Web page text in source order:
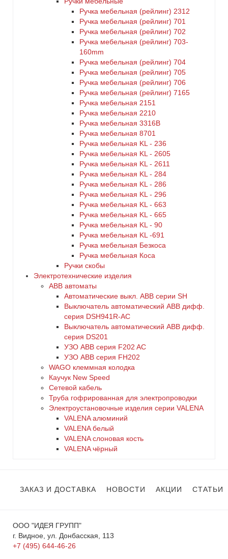
Ручка мебельная (рейлинг) 2312
Ручка мебельная (рейлинг) 701
Ручка мебельная (рейлинг) 702
Ручка мебельная (рейлинг) 703-
160mm
Ручка мебельная (рейлинг) 704
Ручка мебельная (рейлинг) 705
Ручка мебельная (рейлинг) 706
Ручка мебельная (рейлинг) 7165
Ручка мебельная 2151
Ручка мебельная 2210
Ручка мебельная 3316B
Ручка мебельная 8701
Ручка мебельная KL - 236
Ручка мебельная KL - 2605
Ручка мебельная KL - 2611
Ручка мебельная KL - 284
Ручка мебельная KL - 286
Ручка мебельная KL - 296
Ручка мебельная KL - 663
Ручка мебельная KL - 665
Ручка мебельная KL - 90
Ручка мебельная KL -691
Ручка мебельная Безкоса
Ручка мебельная Коса
Ручки скобы
Электротехнические изделия
ABB автоматы
Автоматические выкл. ABB серии SH
Выключатель автоматический ABB дифф.
серия DSH941R-AC
Выключатель автоматический АВВ дифф.
серия DS201
УЗО ABB серия F202 AC
УЗО АВВ серия FH202
WAGO клеммная колодка
Каучук New Speed
Сетевой кабель
Труба гофрированная для электропроводки
Электроустановочные изделия серии VALENA
VALENA алюминий
VALENA белый
VALENA слоновая кость
VALENA чёрный
ЗАКАЗ И ДОСТАВКА НОВОСТИ АКЦИИ СТАТЬИ
ООО "ИДЕЯ ГРУПП"
г. Видное, ул. Донбасская, 113
+7 (495) 644-46-26